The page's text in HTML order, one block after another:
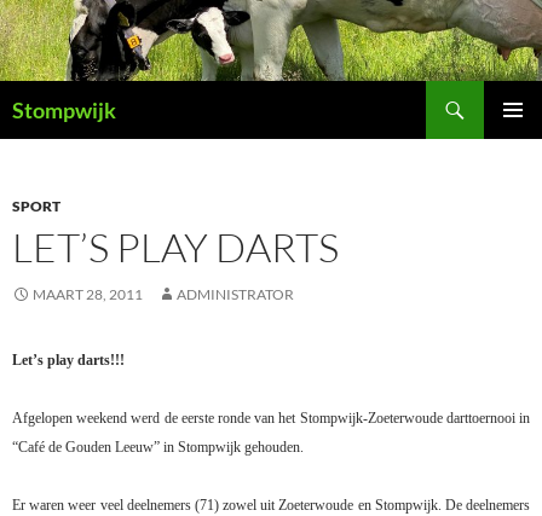
Ga
naar
de
inhoud
Stompwijk
SPORT
LET’S PLAY DARTS
MAART 28, 2011 ADMINISTRATOR
Let’s play darts!!!
Afgelopen weekend werd de eerste ronde van het Stompwijk-Zoeterwoude darttoernooi in
“Café de Gouden Leeuw” in Stompwijk gehouden.
Er waren weer veel deelnemers (71) zowel uit Zoeterwoude en Stompwijk. De deelnemers